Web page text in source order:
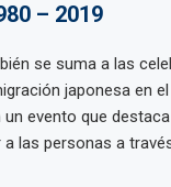
– 2019
se suma a las
japonesa en
evento que
las personas a